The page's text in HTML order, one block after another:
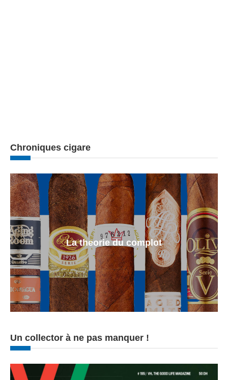
Chroniques cigare
La theorie du complot
Un collector à ne pas manquer !